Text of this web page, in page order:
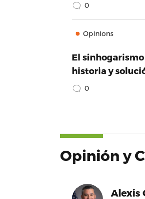
0
Opinions
El
historia y
0
Opinión y
Alexis